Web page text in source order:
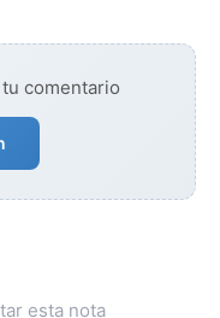
comentario
esta nota